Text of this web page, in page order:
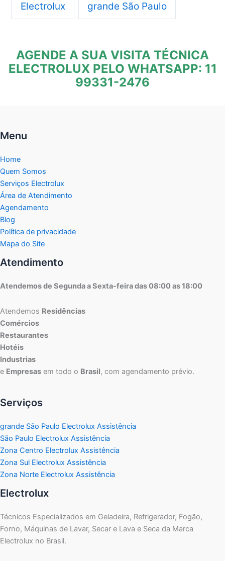
Electrolux grande São Paulo
AGENDE A SUA VISITA TÉCNICA
ELECTROLUX PELO WHATSAPP: 11
99331-2476
Menu
Home
Quem Somos
Serviços Electrolux
Área de Atendimento
Agendamento
Blog
Política de privacidade
Mapa do Site
Atendimento
Atendemos de Segunda a Sexta-feira das 08:00 as 18:00
Atendemos Residências
Comércios
Restaurantes
Hotéis
Industrias
e Empresas em todo o Brasil, com agendamento prévio.
Serviços
grande São Paulo Electrolux Assistência
São Paulo Electrolux Assistência
Zona Centro Electrolux Assistência
Zona Sul Electrolux Assistência
Zona Norte Electrolux Assistência
Electrolux
Técnicos Especializados em Geladeira, Refrigerador, Fogão,
Forno, Máquinas de Lavar, Secar e Lava e Seca da Marca
Electrolux no Brasil.